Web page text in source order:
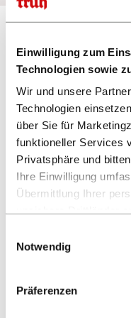
Einwilligung zum
Technologien sowie
Wir und unsere
Technologien
über Sie für
funktioneller Services
Privatsphäre und
Ihre Einwilligung
Übermittlung Ihrer
Datenschutzniveau
Risiko, dass dortige
eingeschränkt oder
Notwendig
Präferenzen
Kegeln ist
Buchen Sie unsere